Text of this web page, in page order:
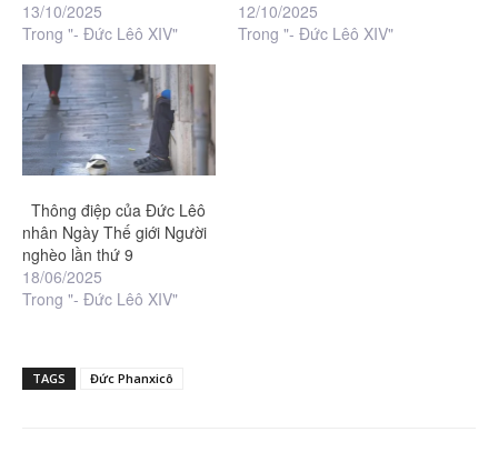
13/10/2025
Trong "- Đức Lêô XIV"
12/10/2025
Trong "- Đức Lêô XIV"
Thông điệp của Đức Lêô
nhân Ngày Thế giới Người
nghèo lần thứ 9
18/06/2025
Trong "- Đức Lêô XIV"
TAGS Đức Phanxicô